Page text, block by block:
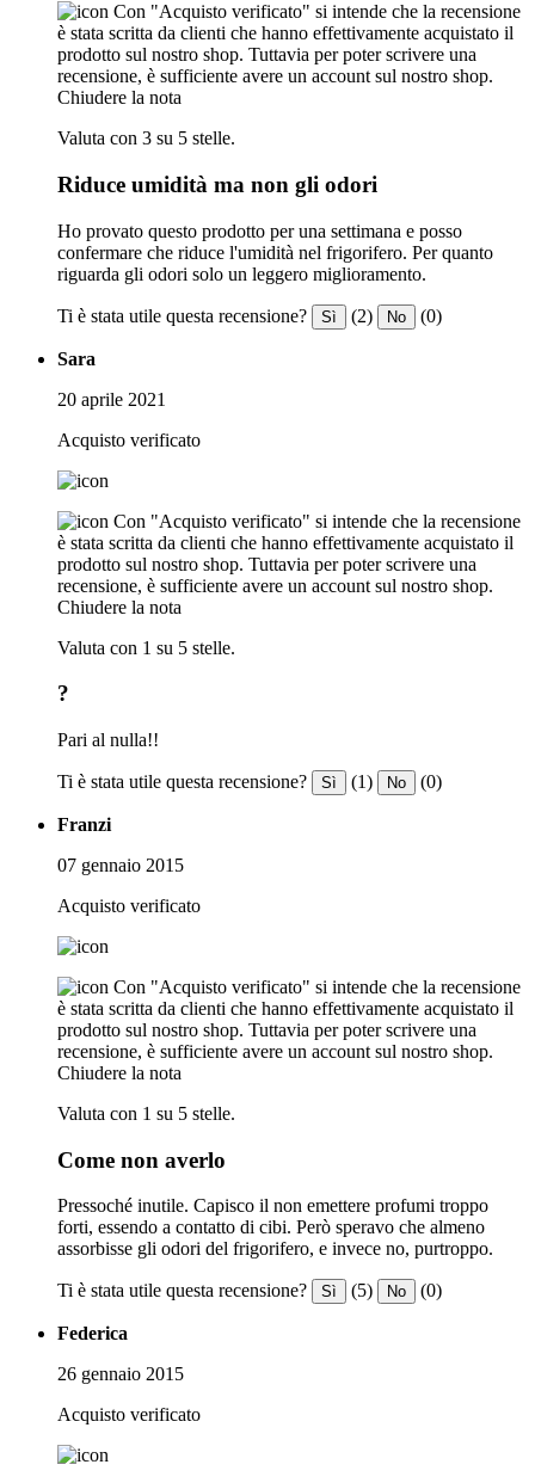
Con "Acquisto verificato" si intende che la recensione
è stata scritta da clienti che hanno effettivamente acquistato il
prodotto sul nostro shop. Tuttavia per poter scrivere una
recensione, è sufficiente avere un account sul nostro shop.
Chiudere la nota
Valuta con 3 su 5 stelle.
Riduce umidità ma non gli odori
Ho provato questo prodotto per una settimana e posso
confermare che riduce l'umidità nel frigorifero. Per quanto
riguarda gli odori solo un leggero miglioramento.
Ti è stata utile questa recensione? Sì (2) No (0)
Sara
20 aprile 2021
Acquisto verificato
Con "Acquisto verificato" si intende che la recensione
è stata scritta da clienti che hanno effettivamente acquistato il
prodotto sul nostro shop. Tuttavia per poter scrivere una
recensione, è sufficiente avere un account sul nostro shop.
Chiudere la nota
Valuta con 1 su 5 stelle.
?
Pari al nulla!!
Ti è stata utile questa recensione? Sì (1) No (0)
Franzi
07 gennaio 2015
Acquisto verificato
Con "Acquisto verificato" si intende che la recensione
è stata scritta da clienti che hanno effettivamente acquistato il
prodotto sul nostro shop. Tuttavia per poter scrivere una
recensione, è sufficiente avere un account sul nostro shop.
Chiudere la nota
Valuta con 1 su 5 stelle.
Come non averlo
Pressoché inutile. Capisco il non emettere profumi troppo
forti, essendo a contatto di cibi. Però speravo che almeno
assorbisse gli odori del frigorifero, e invece no, purtroppo.
Ti è stata utile questa recensione? Sì (5) No (0)
Federica
26 gennaio 2015
Acquisto verificato